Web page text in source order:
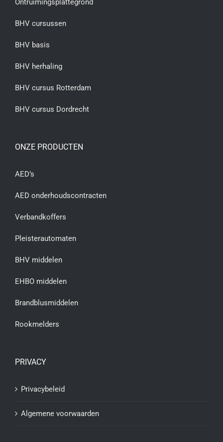
Ontruimingsplattegrond
BHV cursussen
BHV basis
BHV herhaling
BHV cursus Rotterdam
BHV cursus Dordrecht
ONZE PRODUCTEN
AED’s
AED onderhoudscontracten
Verbandkoffers
Pleisterautomaten
BHV middelen
EHBO middelen
Brandblusmiddelen
Rookmelders
PRIVACY
Privacybeleid
Algemene voorwaarden